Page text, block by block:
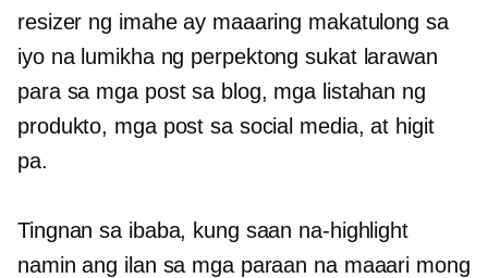
resizer ng imahe ay maaaring makatulong sa
iyo na lumikha ng perpektong sukatlarawan
para sa mga post sa blog, mga listahan ng
produkto, mga post sa social media, at higit
pa.
Tingnan sa ibaba, kung saan na-highlight
namin ang ilan sa mga paraan na maaari mong